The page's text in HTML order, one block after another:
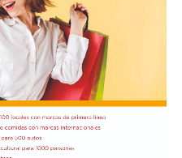
(LLA-Tierra del Fuego),
Márquez (LLA-Neuquén).
de prensa en el